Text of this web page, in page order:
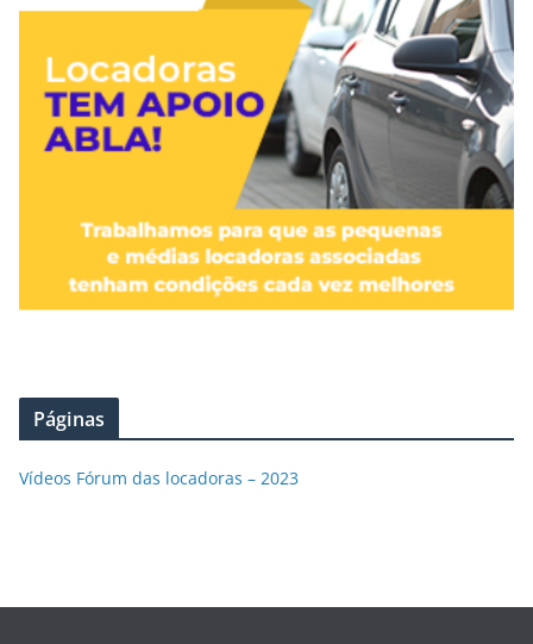
Páginas
Vídeos Fórum das locadoras – 2023